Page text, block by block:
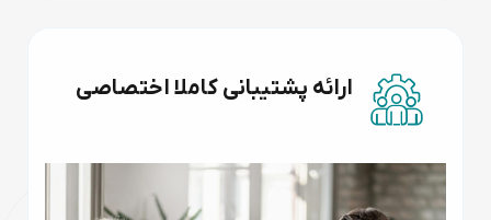
ارائه پشتیبانی کاملا اختصاصی